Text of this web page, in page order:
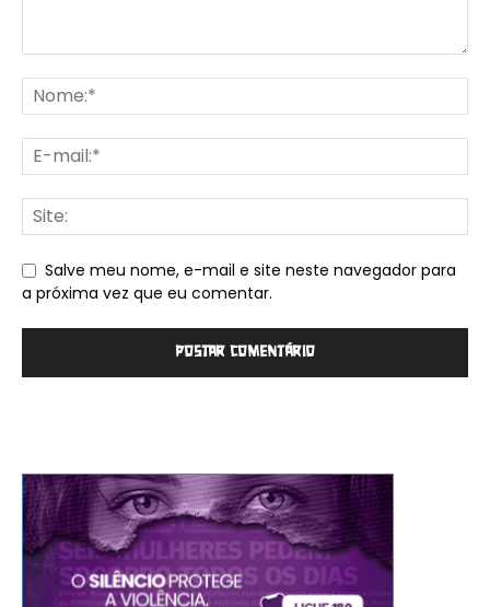
Salve meu nome, e-mail e site neste navegador para
a próxima vez que eu comentar.